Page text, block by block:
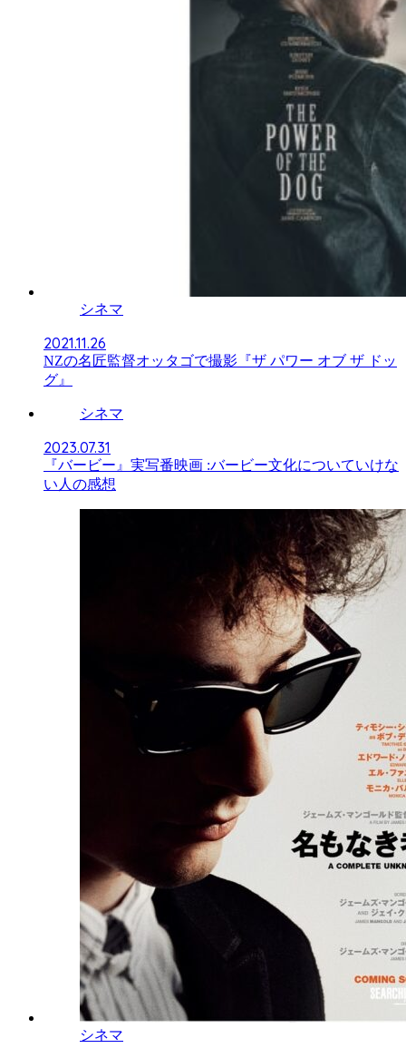
シネマ
2021.11.26
NZの名匠監督オッタゴで撮影『ザ パワー オブ ザ ドッ
グ』
シネマ
2023.07.31
『バービー』実写番映画 :バービー文化についていけな
い人の感想
シネマ